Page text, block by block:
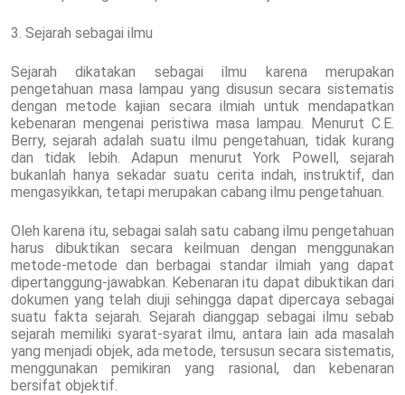
3. Sejarah sebagai ilmu
Sejarah dikatakan sebagai ilmu karena merupakan
pengetahuan masa lampau yang disusun secara sistematis
dengan metode kajian secara ilmiah untuk mendapatkan
kebenaran mengenai peristiwa masa lampau. Menurut C.E.
Berry, sejarah adalah suatu ilmu pengetahuan, tidak kurang
dan tidak lebih. Adapun menurut York Powell, sejarah
bukanlah hanya sekadar suatu cerita indah, instruktif, dan
mengasyikkan, tetapi merupakan cabang ilmu pengetahuan.
Oleh karena itu, sebagai salah satu cabang ilmu pengetahuan
harus dibuktikan secara keilmuan dengan menggunakan
metode-metode dan berbagai standar ilmiah yang dapat
dipertanggung-jawabkan. Kebenaran itu dapat dibuktikan dari
dokumen yang telah diuji sehingga dapat dipercaya sebagai
suatu fakta sejarah. Sejarah dianggap sebagai ilmu sebab
sejarah memiliki syarat-syarat ilmu, antara lain ada masalah
yang menjadi objek, ada metode, tersusun secara sistematis,
menggunakan pemikiran yang rasional, dan kebenaran
bersifat objektif.